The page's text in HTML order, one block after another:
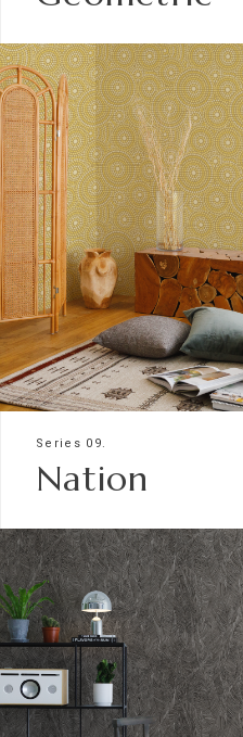
Series 09.
Nation